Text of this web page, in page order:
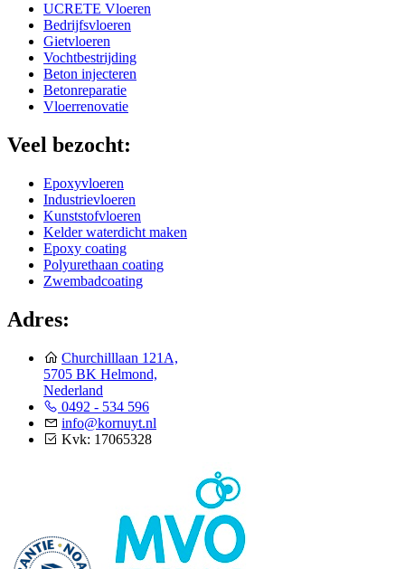
UCRETE Vloeren
Bedrijfsvloeren
Gietvloeren
Vochtbestrijding
Beton injecteren
Betonreparatie
Vloerrenovatie
Veel bezocht:
Epoxyvloeren
Industrievloeren
Kunststofvloeren
Kelder waterdicht maken
Epoxy coating
Polyurethaan coating
Zwembadcoating
Adres:
Churchilllaan 121A,
5705 BK Helmond,
Nederland
0492 - 534 596
info@kornuyt.nl
Kvk: 17065328